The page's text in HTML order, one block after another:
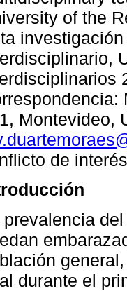
of the
Montevideo,
de
prevalencia
durante el